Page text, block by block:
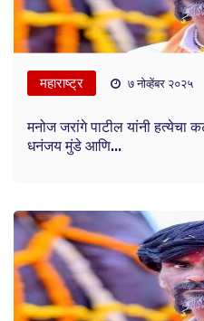
महाराष्ट्र ७ नोव्हेंबर २०२५
मनोज जरांगे पाटील यांनी हत्येचा
धनंजय मुंडे आणि...